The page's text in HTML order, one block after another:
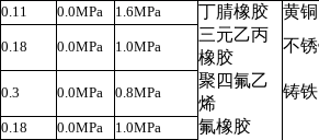
0.11 0.0MPa 1.6MPa 丁腈橡胶 黄铜
0.18 0.0MPa 1.0MPa
三元乙丙
橡胶
不
0.3 0.0MPa 0.8MPa
聚四氟乙
烯
铸铁
0.18 0.0MPa 1.0MPa 氟橡胶